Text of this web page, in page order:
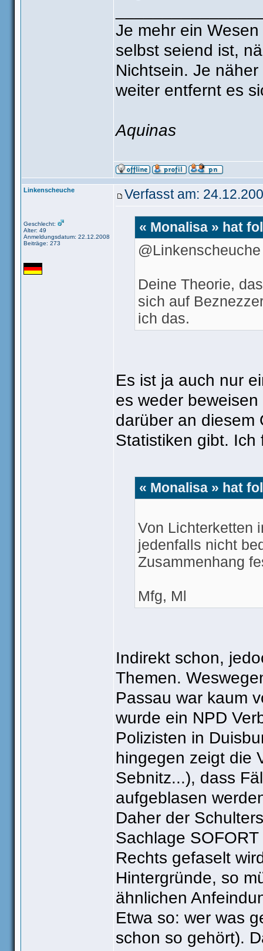
Je mehr ein
selbst seiend ist,
Nichtsein. Je
weiter entfernt es
Aquinas
Linkenscheuche
Geschlecht:
Alter: 49
Anmeldungsdatum: 22.12.2008
Beiträge: 273
Verfasst am:
« Monalisa » hat
@Linkenscheuche
Deine Theorie,
sich auf
ich das.
Es ist ja auch nur
es weder
darüber an diesem
Statistiken gibt. Ich
« Monalisa » hat
Von Lichterketten
jedenfalls nicht
Zusammenhang
Mfg, Ml
Indirekt schon,
Themen.
Passau war kaum
wurde ein NPD
Polizisten in
hingegen zeigt die
Sebnitz...), dass
aufgeblasen
Daher der
Sachlage
Rechts gefaselt
Hintergründe, so
ähnlichen
Etwa so: wer was
schon so gehört).